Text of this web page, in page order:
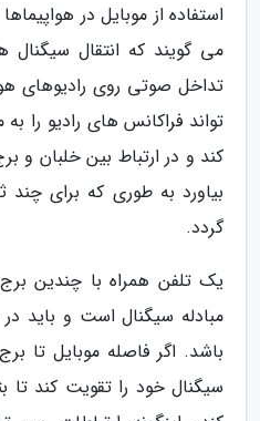
استفاده از موبایل در
می گویند که انتقال سیگنال
تداخل صوتی روی رادیوهای
تواند فراکانس های رادیو را
کند و در ارتباط بین خلبان و
بیاورد به طوری که برای
گردد.
یک تلفن همراه با چندین
مبادله سیگنال است و باید
باشد. اگر فاصله موبایل تا
سیگنال خود را تقویت کند تا